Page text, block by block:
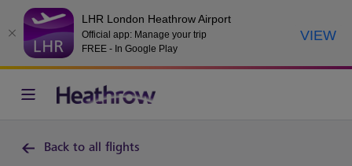
LHR London Heathrow Airport
Official app: Manage your trip
FREE - In Google Play
VIEW
Back to all flights